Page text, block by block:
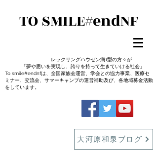
TO SMILE#endNF
レックリングハウゼン病1型の方々が
「夢や思いを実現し、誇りを持って生きていける社会」
To smile#endnfは、全国家族会運営、学会との協力事業、医療セ
ミナー、交流会、サマーキャンプの運営補助及び、各地域募金活動
をしています。
大河原和泉ブログ